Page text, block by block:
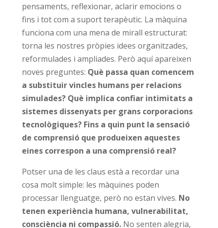
pensaments, reflexionar, aclarir emocions o
fins i tot com a suport terapèutic. La màquina
funciona com una mena de mirall estructurat:
torna les nostres pròpies idees organitzades,
reformulades i ampliades. Però aquí apareixen
noves preguntes: Què passa quan comencem
a substituir vincles humans per relacions
simulades? Què implica confiar intimitats a
sistemes dissenyats per grans corporacions
tecnològiques? Fins a quin punt la sensació
de comprensió que produeixen aquestes
eines correspon a una comprensió real?
Potser una de les claus està a recordar una
cosa molt simple: les màquines poden
processar llenguatge, però no estan vives. No
tenen experiència humana, vulnerabilitat,
consciència ni compassió.No senten alegria,